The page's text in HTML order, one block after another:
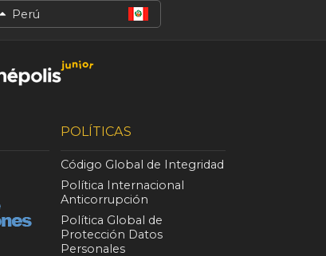
Perú
POLÍTICAS
Código Global de Integridad
Política Internacional
Anticorrupción
Política Global de
Protección Datos
Personales